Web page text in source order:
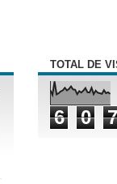
TOTAL DE
6 0 7